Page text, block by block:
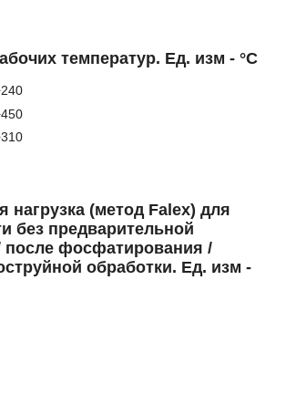
температур. Ед. изм - °С
нагрузка (метод Falex) для
без предварительной
после фосфатирования /
обработки. Ед. изм -